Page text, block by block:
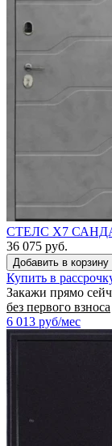
СТЕЛС Х7
36 075 руб.
Купить в
Закажи прямо
без первого взноса
6 013 руб/мес